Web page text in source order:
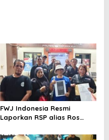
FWJ Indonesia Resmi
Laporkan RSP alias Ros